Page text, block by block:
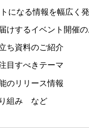
になる情報を幅広く
けするイベント開催の
ち資料のご紹介
目すべきテーマ
のリリース情報
組み など